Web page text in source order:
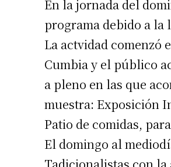
En la jornada del
programa debido a la
La actvidad comenzó
Cumbia y el público
a pleno en las que
muestra: Exposición
Patio de comidas,
El domingo al